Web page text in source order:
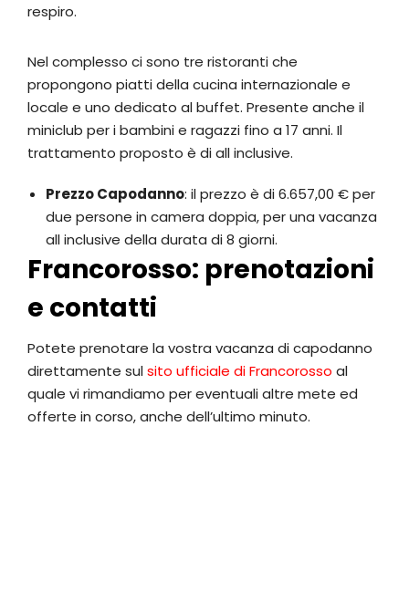
respiro.
Nel complesso ci sono tre ristoranti che
propongono piatti della cucina internazionale e
locale e uno dedicato al buffet. Presente anche il
miniclub per i bambini e ragazzi fino a 17 anni. Il
trattamento proposto è di all inclusive.
Prezzo Capodanno: il prezzo è di 6.657,00 € per
due persone in camera doppia, per una vacanza
all inclusive della durata di 8 giorni.
Francorosso: prenotazioni
e contatti
Potete prenotare la vostra vacanza di capodanno
direttamente sulsito ufficiale di Francorosso al
quale vi rimandiamo per eventuali altre mete ed
offerte in corso, anche dell’ultimo minuto.